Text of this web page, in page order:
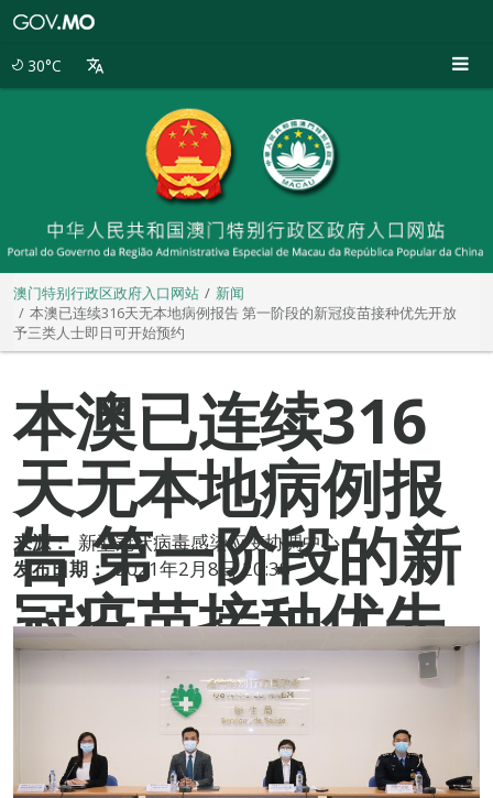
30°C
澳门特别行政区政府入口网站
新闻
本澳已连续316天无本地病例报告 第一阶段的新冠疫苗接种优先开放
予三类人士即日可开始预约
本澳已连续316
天无本地病例报
告 第一阶段的新
冠疫苗接种优先
开放予三类人士
即日可开始预约
来源： 新型冠状病毒感染应变协调中心
发布日期： 2021年2月8日 20:38